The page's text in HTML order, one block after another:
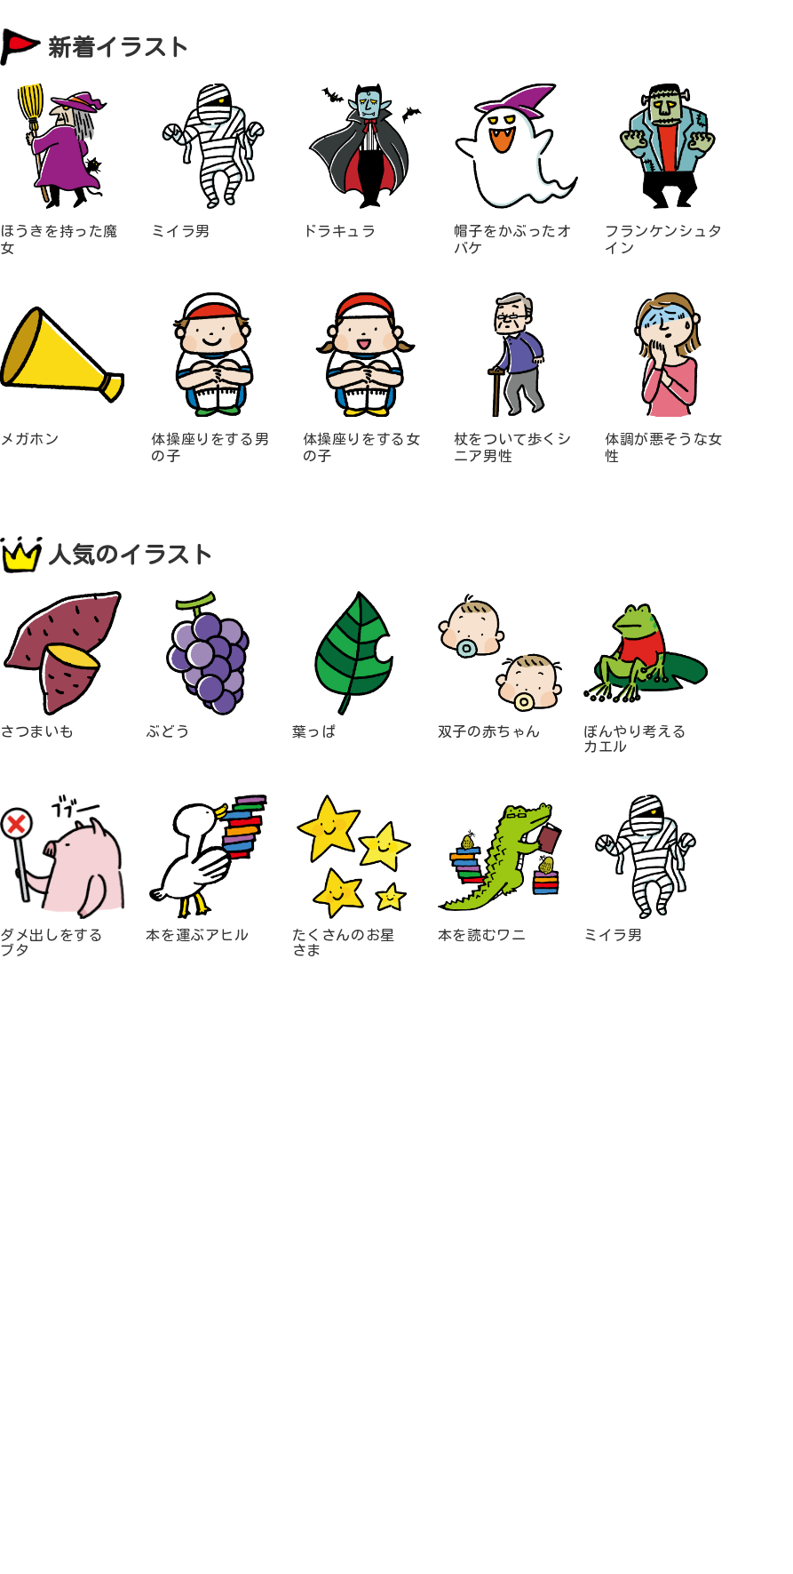
新着イラスト
ほうきを持った魔
女
ミイラ男 ドラキュラ
帽子をかぶったオ
バケ
フランケンシュタ
イン
メガホン
体操座りをする男
の子
体操座りをする女
の子
杖をついて歩くシ
ニア男性
体調が悪そうな女
性
人気のイラスト
さつまいも ぶどう 葉っぱ 双子の赤ちゃん
ぼんやり考える
カエル
ダメ出しをする
ブタ
本を運ぶアヒル
たくさんのお星
さま
本を読むワニ ミイラ男